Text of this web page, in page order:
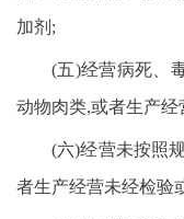
加剂;
(五)经营病死、
动物肉类,或者生产经
(六)经营未按照
者生产经营未经检验